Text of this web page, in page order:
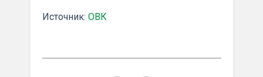
Источник: ОВК